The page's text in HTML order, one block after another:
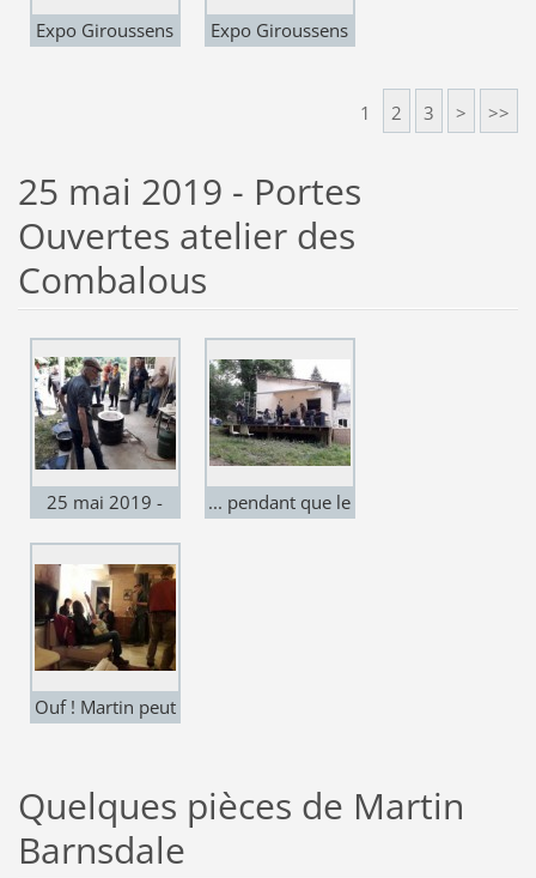
Expo Giroussens
Expo Giroussens
1 2 3 > >>
25 mai 2019 - Portes
Ouvertes atelier des
Combalous
25 mai 2019 -
l'atelier AR'Terre
des Combalous -
Martin est très
occupé !
... pendant que le
Ouf ! Martin peut
Quelques pièces de Martin
Barnsdale